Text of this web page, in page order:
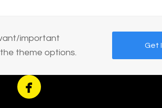
important
theme options.
Get